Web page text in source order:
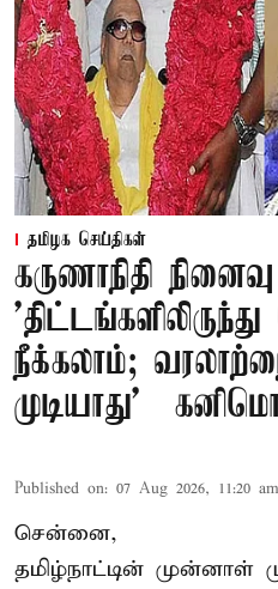
தமிழக செய்திகள்
கருணாநிதி
நீக்கலாம்;
முடியாது' –
Published on: 07 Aug 2026, 11:20 am
சென்னை,
தமிழ்நாட்டின் முன்னாள்